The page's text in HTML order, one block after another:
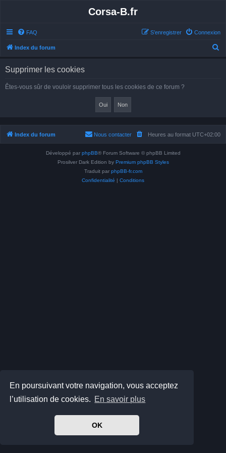
En poursuivant votre navigation, vous acceptez
l’utilisation de cookies. En savoir plus
OK
Corsa-B.fr
FAQ Connexion
S’enregistrer
Index du forum
e
Supprimer les cookies
Êtes-vous sûr de vouloir supprimer tous les cookies de ce forum ?
Index du forum Heures au format UTC+02:00
Nous contacter
Développé par phpBB® Forum Software © phpBB Limited
Prosilver Dark Edition by Premium phpBB Styles
Traduit par phpBB-fr.com
Confidentialité | Conditions